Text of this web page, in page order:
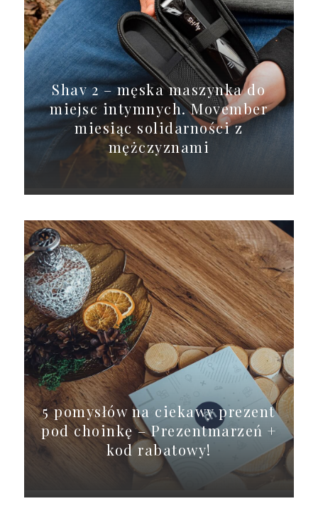
Shav 2 – męska maszynka do
miejsc intymnych. Movember
miesiąc solidarności z
mężczyznami
5 pomysłów na ciekawy prezent
pod choinkę – Prezentmarzeń +
kod rabatowy!